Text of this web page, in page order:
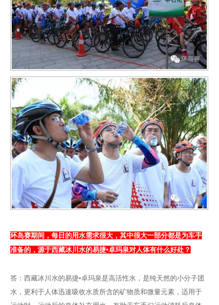
环岛赛期间，每日的用水需求很大，其中很大一部分都是为车手
准备的，源于西藏冰川水的易捷•卓玛泉对人体有什么好处？
答：西藏冰川水的易捷•卓玛泉是高活性水，是纯天然的小分子团
水，更利于人体迅速吸收水质所含的矿物质和微量元素，适用于